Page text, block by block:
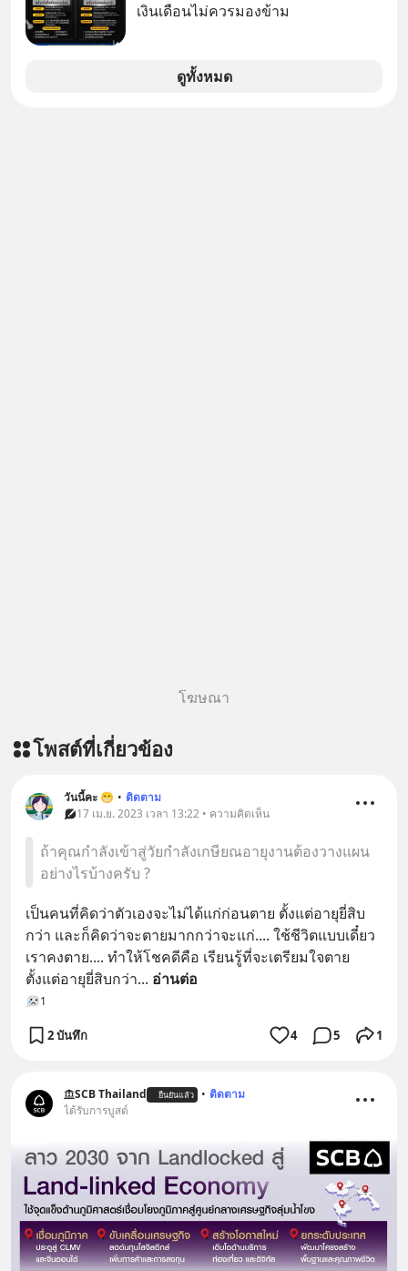
เงินเดือนไม่ควรมองข้าม
ดูทั้งหมด
โฆษณา
โพสต์ที่เกี่ยวข้อง
วันนี้คะ 😁 • ติดตาม
17 เม.ย. 2023 เวลา 13:22 • ความคิดเห็น
ถ้าคุณกำลังเข้าสู่วัยกำลังเกษียณอายุงานต้องวางแผน
อย่างไรบ้างครับ ?
เป็นคนที่คิดว่าตัวเองจะไม่ได้แก่ก่อนตาย ตั้งแต่อายุยี่สิบ
กว่า และก็คิดว่าจะตายมากกว่าจะแก่.... ใช้ชีวิตแบบเดี๋ยว
เราคงตาย.... ทำให้โชคดีคือ เรียนรู้ที่จะเตรียมใจตาย
ตั้งแต่อายุยี่สิบกว่า... อ่านต่อ
1
2 บันทึก 4 5 1
SCB Thailand ยืนยันแล้ว • ติดตาม
ได้รับการบูสต์